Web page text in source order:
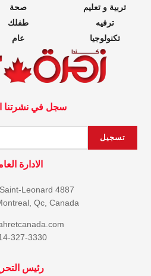
تربية و تعليم
ترفيه
تكنولوجيا
صحة
طفلك
عام
سجل في نشرتنا
الادارة
4887 Jarry Est, Saint-Leonard
Qc, Canada
327-3330
رئيس